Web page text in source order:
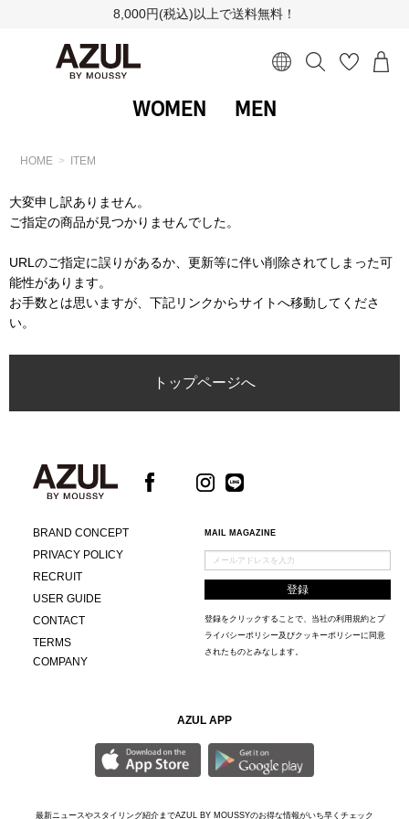
8,000円(税込)以上で送料無料！
WOMEN MEN
HOME ITEM
大変申し訳ありません。
ご指定の商品が見つかりませんでした。
URLのご指定に誤りがあるか、更新等に伴い削除されてしまった可
能性があります。
お手数とは思いますが、下記リンクからサイトへ移動してくださ
い。
トップページへ
BRAND CONCEPT
PRIVACY POLICY
RECRUIT
USER GUIDE
CONTACT
TERMS
COMPANY
MAIL MAGAZINE
登録をクリックすることで、当社の利用規約とプ
ライバシーポリシー及びクッキーポリシーに同意
されたものとみなします。
AZUL APP
最新ニュースやスタイリング紹介までAZUL BY MOUSSYのお得な情報がいち早くチェック